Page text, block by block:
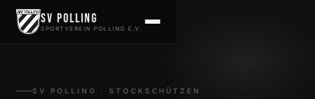
Zum Inhalt springen
SV Polling
SPORTVEREIN POLLING E.V.
SV POLLING · STOCKSCHÜTZEN